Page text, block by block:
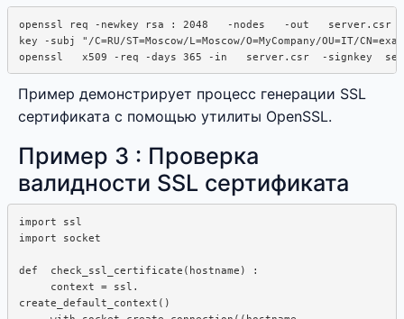
openssl req -newkey rsa : 2048   -nodes   -out   server.csr
key -subj "/C=RU/ST=Moscow/L=Moscow/O=MyCompany/OU=IT/
Пример демонстрирует процесс генерации SSL
сертификата с помощью утилиты OpenSSL.
Пример 3 : Проверка
валидности SSL сертификата
import ssl
import socket
def  check_ssl_certificate(hostname) :
     context = ssl.
create_default_context()